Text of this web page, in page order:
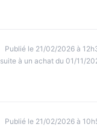
Publié le 21/02/2026 à
suite à un achat du 01/11/
Publié le 21/02/2026 à